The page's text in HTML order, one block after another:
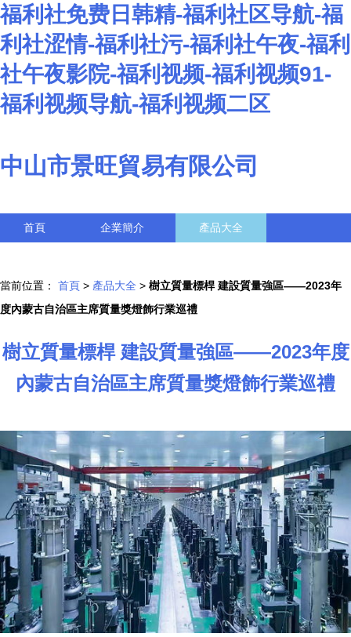
福利社免费日韩精-福利社区导航-福
利社涩情-福利社污-福利社午夜-福利
社午夜影院-福利视频-福利视频91-
福利视频导航-福利视频二区
中山市景旺貿易有限公司
首頁 企業簡介 產品大全
當前位置： 首頁 > 產品大全 > 樹立質量標桿 建設質量強區——2023年
度內蒙古自治區主席質量獎燈飾行業巡禮
樹立質量標桿 建設質量強區——2023年度
內蒙古自治區主席質量獎燈飾行業巡禮